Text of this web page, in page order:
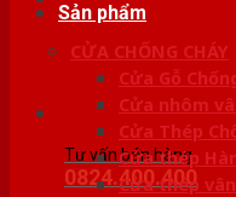
Tư vấn bán hàng
0824.400.400
Sản phẩm
CỬA CHỐNG CHÁY
Cửa Gỗ
Cửa nhôm
Cửa Thép
Cửa thép
Cửa thép